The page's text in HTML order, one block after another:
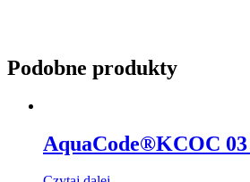
Podobne produkty
AquaCode®KCOC 03